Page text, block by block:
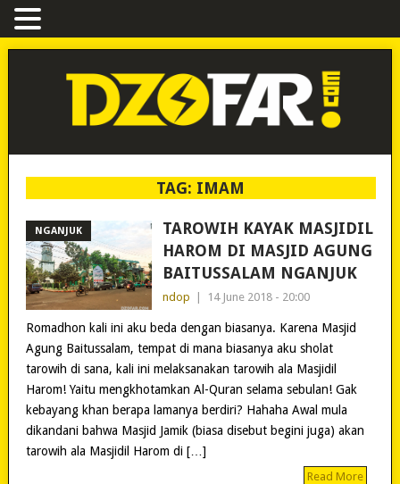
TAG: IMAM
NGANJUK
TAROWIH KAYAK MASJIDIL
HAROM DI MASJID AGUNG
BAITUSSALAM NGANJUK
ndop 14 June 2018 - 20:00
Romadhon kali ini aku beda dengan biasanya. Karena Masjid
Agung Baitussalam, tempat di mana biasanya aku sholat
tarowih di sana, kali ini melaksanakan tarowih ala Masjidil
Harom! Yaitu mengkhotamkan Al-Quran selama sebulan! Gak
kebayang khan berapa lamanya berdiri? Hahaha Awal mula
dikandani bahwa Masjid Jamik (biasa disebut begini juga) akan
tarowih ala Masjidil Harom di […]
Read More